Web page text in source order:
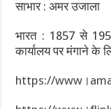
साभार : अमर उजाला
भारत : 1857 से
कार्यालय पर मंगाने
https://